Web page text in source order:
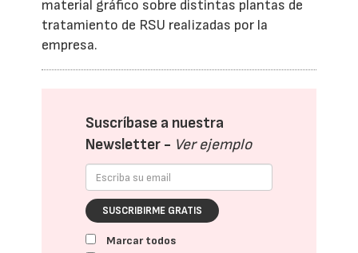
material gráfico sobre distintas plantas de
tratamiento de RSU realizadas por la
empresa.
Suscríbase a nuestra
Newsletter - Ver ejemplo
SUSCRIBIRME GRATIS
Marcar todos